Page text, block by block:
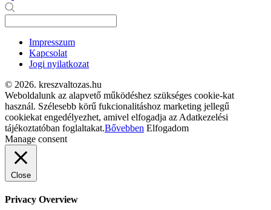
Impresszum
Kapcsolat
Jogi nyilatkozat
© 2026. kreszvaltozas.hu
Weboldalunk az alapvető működéshez szükséges cookie-kat
használ. Szélesebb körű fukcionalitáshoz marketing jellegű
cookiekat engedélyezhet, amivel elfogadja az Adatkezelési
tájékoztatóban foglaltakat.Bővebben Elfogadom
Manage consent
Close
Privacy Overview